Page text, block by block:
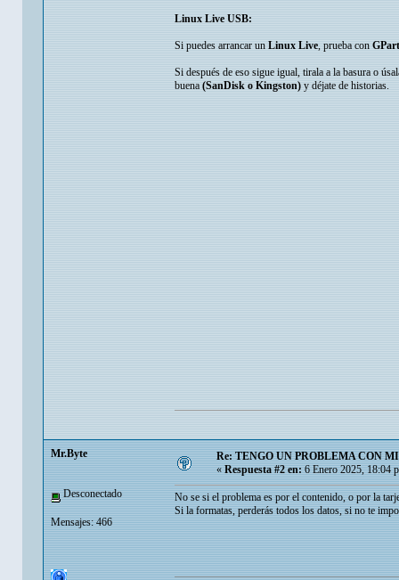
Linux Live USB:
Si puedes arrancar un Linux Live, prueba con
Si después de eso sigue igual, tirala a la basura o
buena (SanDisk o Kingston) y déjate de historias.
Mr.Byte
Desconectado
Mensajes: 466
Re: TENGO UN PROBLEMA CON
«Respuesta #2 en:6 Enero 2025, 18:04
No se si el problema es por el contenido, o por la
Si la formatas, perderás todos los datos, si no te